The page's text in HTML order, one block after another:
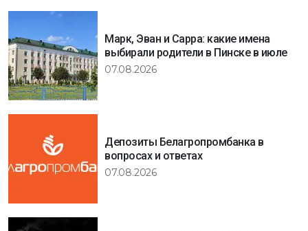
Марк, Эван и Сарра: какие имена
выбирали родители в Пинске в июле
07.08.2026
Депозиты Белагропромбанка в
вопросах и ответах
07.08.2026